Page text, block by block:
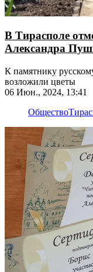
В Тирасполе
Александра
К памятнику
возложили цветы
06 Июн., 2024, 13:41
Общество